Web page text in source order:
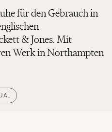
für den Gebrauch in
& Jones. Mit
Werk in Northampten